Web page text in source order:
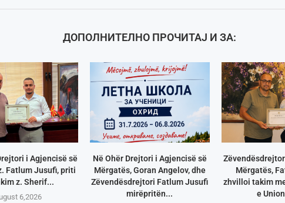
ДОПОЛНИТЕЛНО ПРОЧИТАЈ И ЗА:
i Agjencisë së
Fatlum Jusufi, priti
z. Sherif...
6,2026
Në Ohër Drejtori i Agjencisë së
Mërgatës, Goran Angelov, dhe
Zëvendësdrejtori Fatlum Jusufi
mirëpritën...
Mërgatës,
zhvilloi takim
e